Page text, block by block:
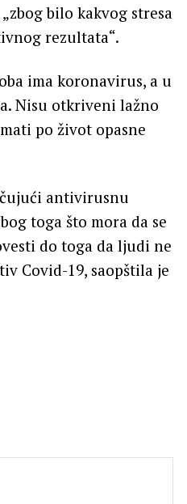
bilo kakvog stresa
rezultata“.
ima koronavirus, a u
Nisu otkriveni lažno
po život opasne
antivirusnu
toga što mora da se
do toga da ljudi ne
Covid-19, saopštila je